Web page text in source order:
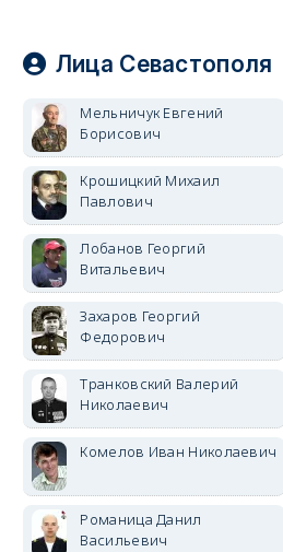
Лица Севастополя
Мельничук Евгений
Борисович
Крошицкий Михаил
Павлович
Лобанов Георгий
Витальевич
Захаров Георгий
Федорович
Транковский Валерий
Николаевич
Комелов Иван Николаевич
Романица Данил
Васильевич